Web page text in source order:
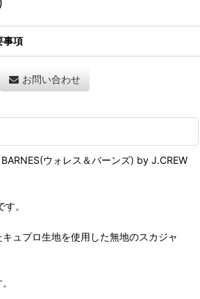
事項
お問い合わせ
ウォレス＆バーンズ) by J.CREW
。
ュプロ生地を使用した無地のスカジャ